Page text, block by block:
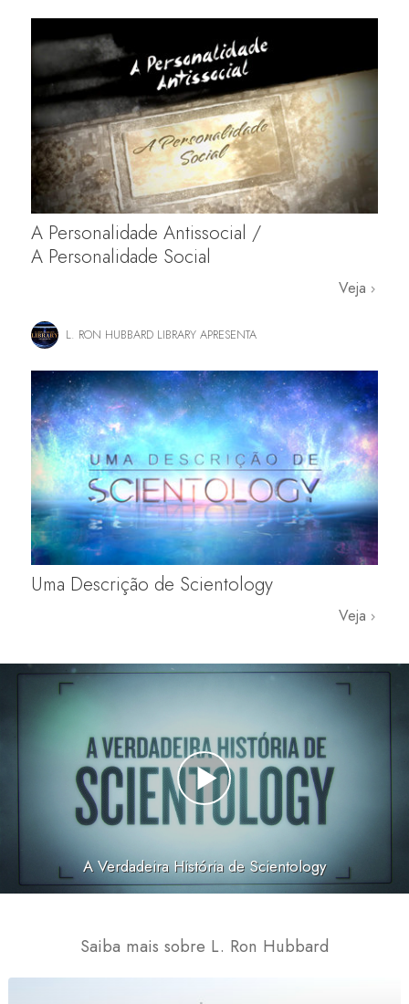
A Personalidade Antissocial /
A Personalidade Social
Veja
L. RON HUBBARD LIBRARY APRESENTA
Uma Descrição de Scientology
Veja
A Verdadeira História de Scientology
Saiba mais sobre L. Ron Hubbard